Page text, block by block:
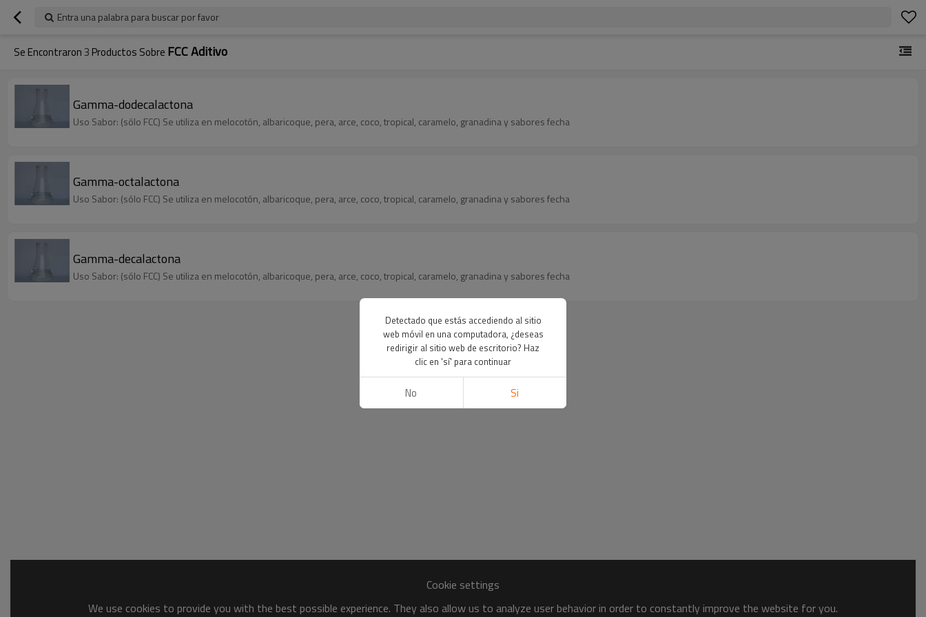
Entra una palabra para buscar por favor
Se Encontraron3 Productos Sobre FCC Aditivo
Gamma-dodecalactona
Uso Sabor: (sólo FCC) Se utiliza en melocotón, albaricoque, pera, arce, coco, tropical, caramelo, granadina y sabores fecha
Gamma-octalactona
Uso Sabor: (sólo FCC) Se utiliza en melocotón, albaricoque, pera, arce, coco, tropical, caramelo, granadina y sabores fecha
Gamma-decalactona
Uso Sabor: (sólo FCC) Se utiliza en melocotón, albaricoque, pera, arce, coco, tropical, caramelo, granadina y sabores fecha
Cookie settings
We use cookies to provide you with the best possible experience. They also allow us to analyze user behavior in order to constantly improve the website for you.
Detectado que estás accediendo al sitio
web móvil en una computadora, ¿deseas
redirigir al sitio web de escritorio? Haz
clic en 'sí' para continuar
No Si